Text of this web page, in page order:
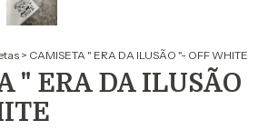
> CAMISETA " ERA DA ILUSÃO "- OFF WHITE
" ERA DA ILUSÃO